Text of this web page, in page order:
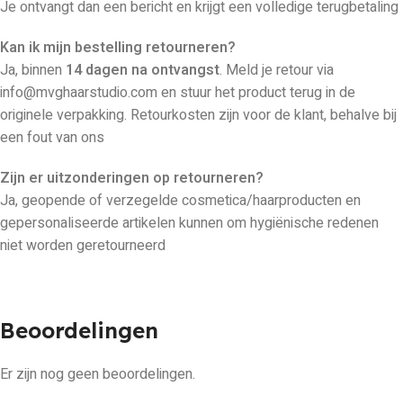
Je ontvangt dan een bericht en krijgt een volledige terugbetaling
Kan ik mijn bestelling retourneren?
Ja, binnen 14 dagen na ontvangst. Meld je retour via
info@mvghaarstudio.com en stuur het product terug in de
originele verpakking. Retourkosten zijn voor de klant, behalve bij
een fout van ons
Zijn er uitzonderingen op retourneren?
Ja, geopende of verzegelde cosmetica/haarproducten en
gepersonaliseerde artikelen kunnen om hygiënische redenen
niet worden geretourneerd
Beoordelingen
Er zijn nog geen beoordelingen.